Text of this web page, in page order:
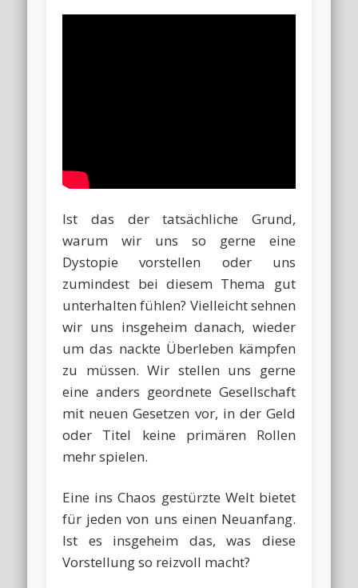
Ist das der tatsächliche Grund,
warum wir uns so gerne eine
Dystopie vorstellen oder uns
zumindest bei diesem Thema gut
unterhalten fühlen? Vielleicht sehnen
wir uns insgeheim danach, wieder
um das nackte Überleben kämpfen
zu müssen. Wir stellen uns gerne
eine anders geordnete Gesellschaft
mit neuen Gesetzen vor, in der Geld
oder Titel keine primären Rollen
mehr spielen.
Eine ins Chaos gestürzte Welt bietet
für jeden von uns einen Neuanfang.
Ist es insgeheim das, was diese
Vorstellung so reizvoll macht?